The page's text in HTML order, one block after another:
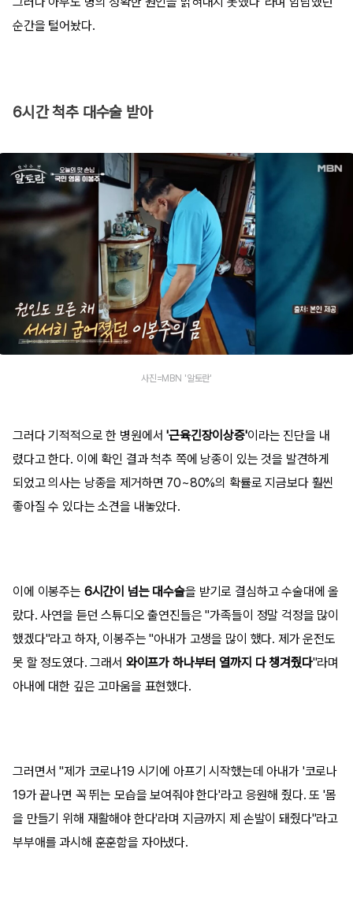
순간을 털어놨다.
6시간 척추 대수술 받아
사진=MBN '알토란'
그러다 기적적으로 한 병원에서'근육긴장이상증'이라는 진단을 내
렸다고 한다. 이에 확인 결과 척추 쪽에 낭종이 있는 것을 발견하게
되었고 의사는 낭종을 제거하면 70~80%의 확률로 지금보다 훨씬
좋아질 수 있다는 소견을 내놓았다.
이에 이봉주는 6시간이 넘는 대수술을 받기로 결심하고 수술대에 올
랐다. 사연을 듣던 스튜디오 출연진들은 "가족들이 정말 걱정을 많이
했겠다"라고 하자, 이봉주는 "아내가 고생을 많이 했다. 제가 운전도
못 할 정도였다. 그래서 와이프가 하나부터 열까지 다 챙겨줬다"라며
아내에 대한 깊은 고마움을 표현했다.
그러면서 "제가 코로나19 시기에 아프기 시작했는데 아내가 '코로나
19가 끝나면 꼭 뛰는 모습을 보여줘야 한다'라고 응원해 줬다. 또 '몸
을 만들기 위해 재활해야 한다'라며 지금까지 제 손발이 돼줬다"라고
부부애를 과시해 훈훈함을 자아냈다.